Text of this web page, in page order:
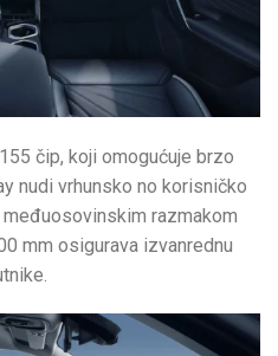
čip, koji omogućuje brzo
nudi vrhunsko no korisničko
razmakom
mm osigurava izvanrednu